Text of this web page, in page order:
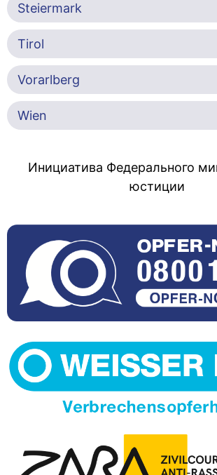
Steiermark
Tirol
Vorarlberg
Wien
Инициатива Федерального
юстиции